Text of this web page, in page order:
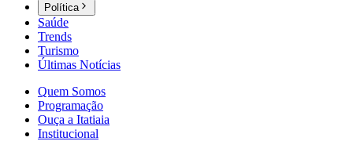
Política
Saúde
Trends
Turismo
Últimas Notícias
Quem Somos
Programação
Ouça a Itatiaia
Institucional